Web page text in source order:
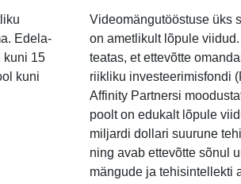
Edela-
kuni 15
kuni
Videomängutööstuse üks
on ametlikult lõpule
teatas, et ettevõtte
riikliku investeerimisfondi
Affinity Partnersi
poolt on edukalt lõpule
miljardi dollari suurune
ning avab ettevõtte sõnul
mängude ja tehisintellekti